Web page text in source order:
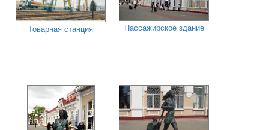
Товарная станция Пассажирское здание